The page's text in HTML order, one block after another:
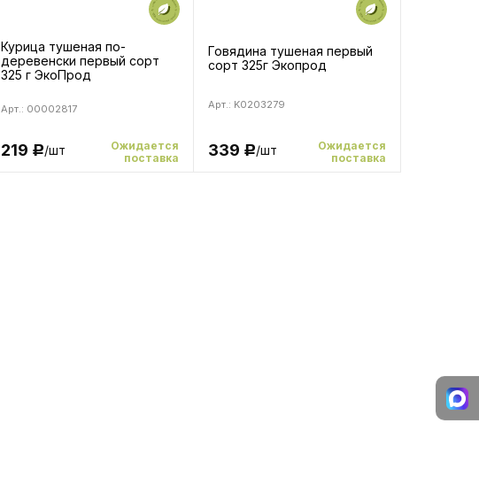
Курица тушеная по-
деревенски первый сорт
325 г ЭкоПрод
Арт.: 00002817
219 Р/шт
Ожидается
поставка
Говядина тушеная первый
сорт 325г Экопрод
Арт.: K0203279
339 Р/шт
Ожидается
поставка